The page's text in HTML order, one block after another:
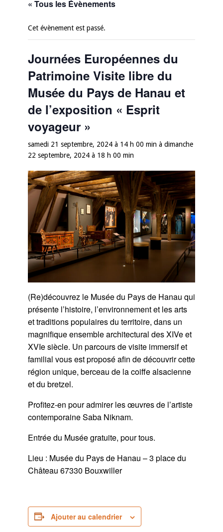
« Tous les Évènements
Cet évènement est passé.
Journées Européennes du
Patrimoine Visite libre du
Musée du Pays de Hanau et
de l’exposition « Esprit
voyageur »
samedi 21 septembre, 2024 à 14 h 00 min à dimanche
22 septembre, 2024 à 18 h 00 min
(Re)découvrez le Musée du Pays de Hanau qui
présente l’histoire, l’environnement et les arts
et traditions populaires du territoire, dans un
magnifique ensemble architectural des XIVe et
XVIe siècle. Un parcours de visite immersif et
familial vous est proposé afin de découvrir cette
région unique, berceau de la coiffe alsacienne
et du bretzel.
Profitez-en pour admirer les œuvres de l’artiste
contemporaine Saba Niknam.
Entrée du Musée gratuite, pour tous.
Lieu : Musée du Pays de Hanau – 3 place du
Château 67330 Bouxwiller
Ajouter au calendrier